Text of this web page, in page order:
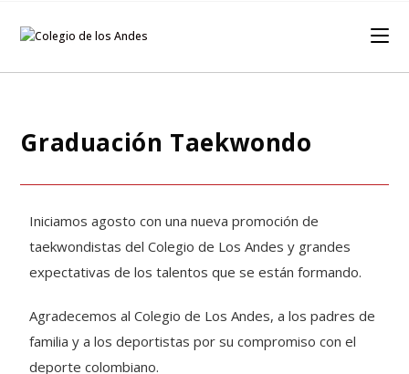
Graduación Taekwondo
Iniciamos agosto con una nueva promoción de
taekwondistas del Colegio de Los Andes y grandes
expectativas de los talentos que se están formando.
Agradecemos al Colegio de Los Andes, a los padres de
familia y a los deportistas por su compromiso con el
deporte colombiano.